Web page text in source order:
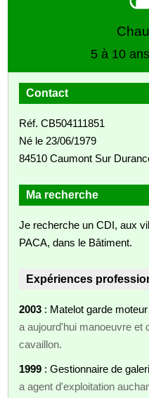
5 à 10
Contact
Réf. CB504111851
Né le 23/06/1979
84510 Caumont Sur
Ma recherche
Je recherche un CDI, aux
PACA, dans le Bâtiment.
Expériences
2003 : Matelot garde moteur
a aujourd'hui manoeuvre et
cavaillon.
1999 : Gestionnaire de
a agent d'exploitation